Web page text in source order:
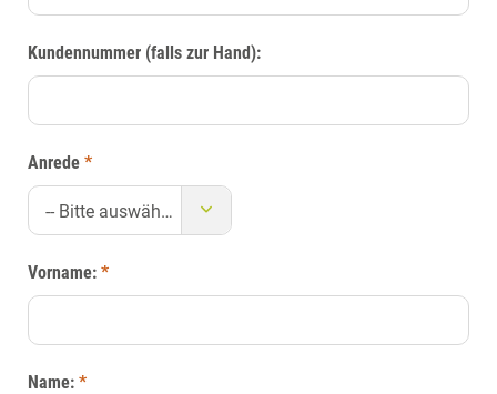
Kundennummer (falls zur Hand):
-- Bitte auswählen --
Anrede *
Vorname: *
Name: *